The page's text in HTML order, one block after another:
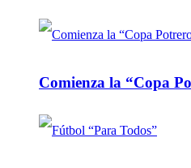
Comienza la “Copa